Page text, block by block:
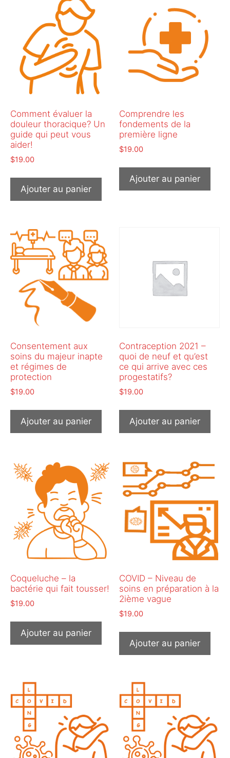
Comment évaluer la
douleur thoracique? Un
guide qui peut vous
aider!
$19.00
Ajouter au panier
Comprendre les
fondements de la
première ligne
$19.00
Ajouter au panier
Consentement aux
soins du majeur inapte
et régimes de
protection
$19.00
Ajouter au panier
Contraception 2021 –
quoi de neuf et qu’est
ce qui arrive avec ces
progestatifs?
$19.00
Ajouter au panier
Coqueluche – la
bactérie qui fait tousser!
$19.00
Ajouter au panier
COVID – Niveau de
soins en préparation à la
2ième vague
$19.00
Ajouter au panier